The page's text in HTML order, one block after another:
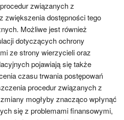
związanych z
zwiększenia dostępności tego
Możliwe jest również
dotyczących ochrony
ze strony wierzycieli oraz
pojawiają się także
czasu trwania postępowań
procedur związanych z
mogłyby znacząco wpłynąć
się z problemami finansowymi,